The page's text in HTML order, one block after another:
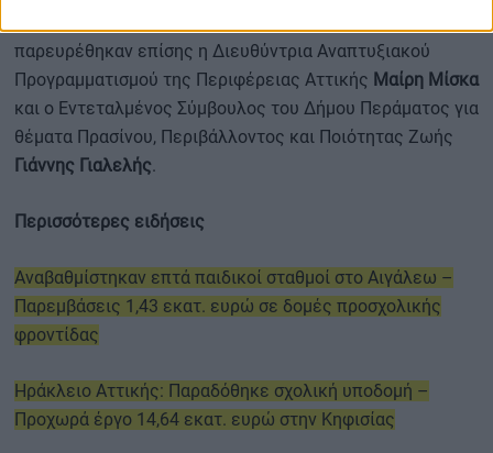
παρευρέθηκαν επίσης η Διευθύντρια Αναπτυξιακού
Προγραμματισμού της Περιφέρειας Αττικής Μαίρη Μίσκα
και ο Εντεταλμένος Σύμβουλος του Δήμου Περάματος για
θέματα Πρασίνου, Περιβάλλοντος και Ποιότητας Ζωής
Γιάννης Γιαλελής.
Περισσότερες ειδήσεις
Αναβαθμίστηκαν επτά παιδικοί σταθμοί στο Αιγάλεω –
Παρεμβάσεις 1,43 εκατ. ευρώ σε δομές προσχολικής
φροντίδας
Ηράκλειο Αττικής: Παραδόθηκε σχολική υποδομή –
Προχωρά έργο 14,64 εκατ. ευρώ στην Κηφισίας